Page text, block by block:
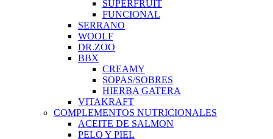
SUPERFRUIT
FUNCIONAL
SERRANO
WOOLF
DR.ZOO
BBX
CREAMY
SOPAS/SOBRES
HIERBA GATERA
VITAKRAFT
COMPLEMENTOS NUTRICIONALES
ACEITE DE SALMON
PELO Y PIEL